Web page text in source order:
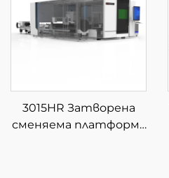
3015HR Затворена
сменяема платформа